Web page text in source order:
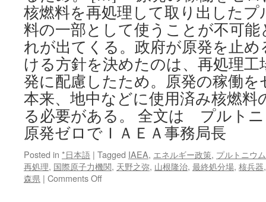
ワ
ー
ス
ト
核燃料を再処理して取り出した
料の一部として使うことが不可
れが出てくる。政府が原発を止
ける方針を決めたのは、再処理
発に配慮したため。原発の稼働
本来、地中などに使用済み核燃料
る必要がある。 全文は プルト
原発ゼロでＩＡＥＡ事務局長
Posted in *日本語 | Tagged IAEA, エネルギー政策, プルトニウム
再処理, 国際原子力機関, 天野之弥, 山根隆治, 最終処分場, 核兵器
森県 | Comments Offon